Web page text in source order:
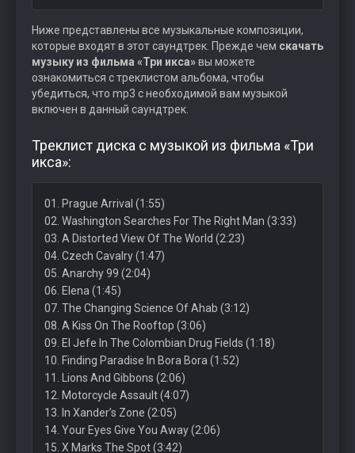
Ниже представлены все музыкальные композиции,
которые входят в этот саундтрек. Прежде чем скачать
музыку из фильма «Три икса»вы можете
ознакомиться с треклистом альбома, чтобы
убедиться, что mp3 с необходимой вам музыкой
включен в данный саундтрек.
Треклист диска с музыкой из фильма «Три
икса»:
01. Prague Arrival (1:55)
02. Washington Searches For The Right Man (3:33)
03. A Distorted View Of The World (2:23)
04. Czech Cavalry (1:47)
05. Anarchy 99 (2:04)
06. Elena (1:45)
07. The Changing Science Of Ahab (3:12)
08. A Kiss On The Rooftop (3:06)
09. El Jefe In The Colombian Drug Fields (1:18)
10. Finding Paradise In Bora Bora (1:52)
11. Lions And Gibbons (2:06)
12. Motorcycle Assault (4:07)
13. In Xander’s Zone (2:05)
14. Your Eyes Give You Away (2:06)
15. X Marks The Spot (3:42)